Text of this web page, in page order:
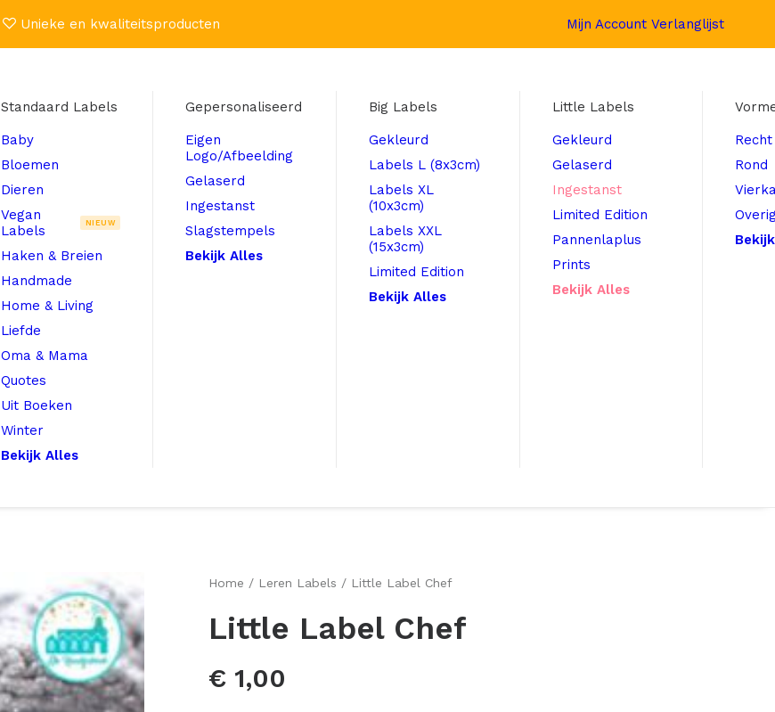
Unieke en kwaliteitsproducten Mijn Account Verlanglijst
Standaard Labels
Baby
Bloemen
Dieren
Vegan
Labels
NIEUW
Haken & Breien
Handmade
Home & Living
Liefde
Oma & Mama
Quotes
Uit Boeken
Winter
Bekijk Alles
Gepersonaliseerd
Eigen
Logo/Afbeelding
Gelaserd
Ingestanst
Slagstempels
Bekijk Alles
Big Labels
Gekleurd
Labels L (8x3cm)
Labels XL
(10x3cm)
Labels XXL
(15x3cm)
Limited Edition
Bekijk Alles
Little Labels
Gekleurd
Gelaserd
Ingestanst
Limited Edition
Pannenlaplus
Prints
Bekijk Alles
Recht
Rond
Home Leren Labels Little Label Chef
Little Label Chef
€ 1,00